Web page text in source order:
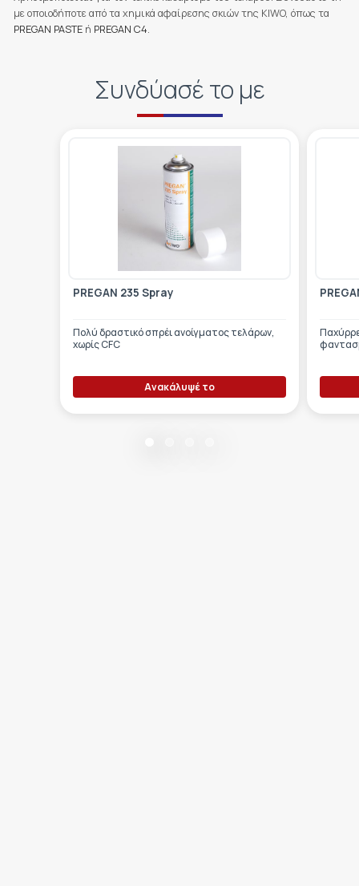
με οποιοδήποτε από τα χημικά αφαίρεσης σκιών της KIWO, όπως τα
PREGAN PASTEή PREGAN C4.
Συνδύασέ το με
PREGAN 235 Spray
Πολύ δραστικό σπρέι ανοίγματος τελάρων,
χωρίς CFC
Ανακάλυψέ το